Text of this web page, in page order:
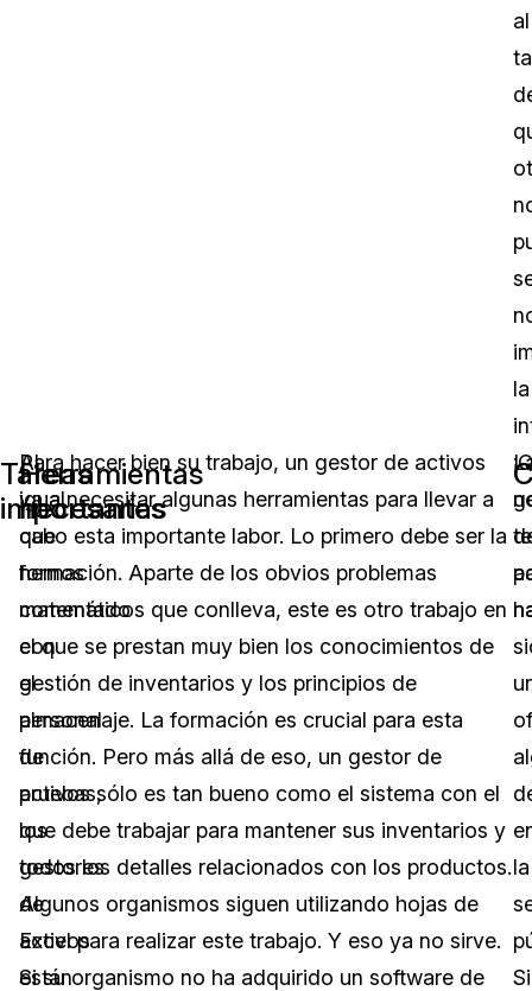
al
la
Tareas
importantes
Al
igual
que
hemos
comentado
con
el
personal
de
pruebas,
los
gestores
de
activos
están
Herramientas
necesarias
Para hacer bien su trabajo, un gestor de activos
va a necesitar algunas herramientas para llevar a
cabo esta importante labor. Lo primero debe ser la
formación. Aparte de los obvios problemas
matemáticos que conlleva, este es otro trabajo en
el que se prestan muy bien los conocimientos de
gestión de inventarios y los principios de
almacenaje. La formación es crucial para esta
función. Pero más allá de eso, un gestor de
activos sólo es tan bueno como el sistema con el
que debe trabajar para mantener sus inventarios y
todos los detalles relacionados con los productos.
Algunos organismos siguen utilizando hojas de
Excel para realizar este trabajo. Y eso ya no sirve.
Si su organismo no ha adquirido un software de
la
te